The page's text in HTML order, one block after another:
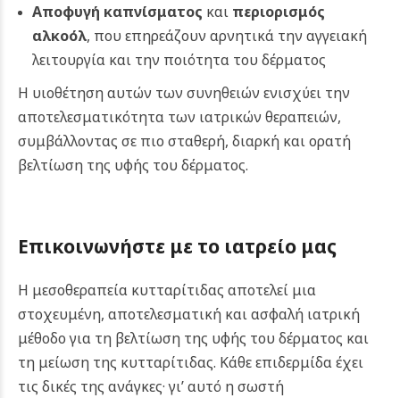
Αποφυγή καπνίσματος και περιορισμός
αλκοόλ, που επηρεάζουν αρνητικά την αγγειακή
λειτουργία και την ποιότητα του δέρματος
Η υιοθέτηση αυτών των συνηθειών ενισχύει την
αποτελεσματικότητα των ιατρικών θεραπειών,
συμβάλλοντας σε πιο σταθερή, διαρκή και ορατή
βελτίωση της υφής του δέρματος.
Επικοινωνήστε με το ιατρείο μας
Η μεσοθεραπεία κυτταρίτιδας αποτελεί μια
στοχευμένη, αποτελεσματική και ασφαλή ιατρική
μέθοδο για τη βελτίωση της υφής του δέρματος και
τη μείωση της κυτταρίτιδας. Κάθε επιδερμίδα έχει
τις δικές της ανάγκες· γι’ αυτό η σωστή